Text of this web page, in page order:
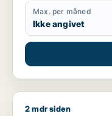
Max. per måned
Ikke angivet
Saif søger kontor,
2 mdr siden